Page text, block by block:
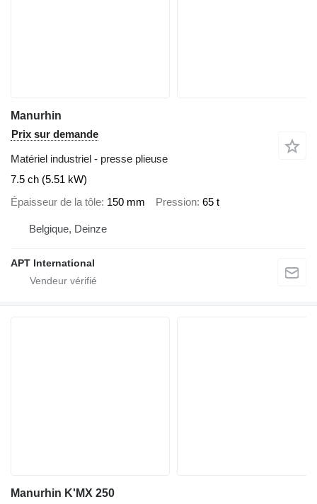
Manurhin
Prix sur demande
Matériel industriel - presse plieuse
7.5 ch (5.51 kW)
Épaisseur de la tôle 150 mm Pression 65 t
Belgique, Deinze
APT International
Manurhin K'MX 250